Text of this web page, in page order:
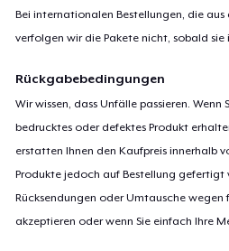
Bei internationalen Bestellungen, die aus
verfolgen wir die Pakete nicht, sobald sie
Rückgabebedingungen
Wir wissen, dass Unfälle passieren. Wenn
bedrucktes oder defektes Produkt
erstatten Ihnen den Kaufpreis innerhalb
Produkte jedoch auf Bestellung gefertigt
Rücksendungen oder Umtausche wegen
akzeptieren oder wenn Sie einfach Ihre